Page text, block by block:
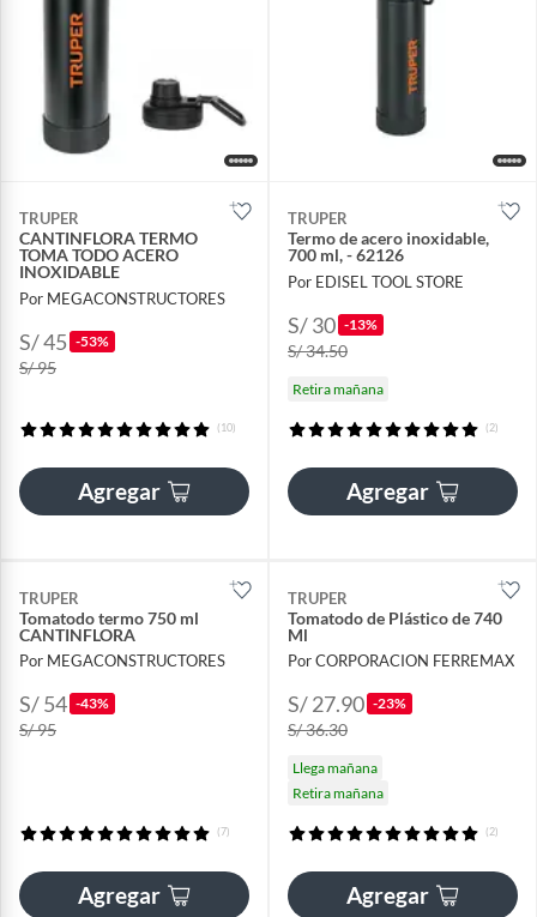
TRUPER
CANTINFLORA TERMO
TOMA TODO ACERO
INOXIDABLE
Por MEGACONSTRUCTORES
S/ 45 -53%
S/ 95
(10)
Agregar
TRUPER
Termo de acero inoxidable,
700 ml, - 62126
Por EDISEL TOOL STORE
S/ 30 -13%
S/ 34.50
Retira mañana
(2)
Agregar
TRUPER
Tomatodo termo 750 ml
CANTINFLORA
Por MEGACONSTRUCTORES
S/ 54 -43%
S/ 95
(7)
Agregar
TRUPER
Tomatodo de Plástico de 740
Ml
Por CORPORACION FERREMAX
S/ 27.90 -23%
S/ 36.30
Llega mañana
Retira mañana
(2)
Agregar